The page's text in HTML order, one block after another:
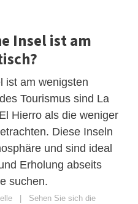
Insel ist am
ist am wenigsten
Tourismus sind La
Hierro als die weniger
Diese Inseln
und sind ideal
Erholung abseits
suchen.
Sehen Sie sich die